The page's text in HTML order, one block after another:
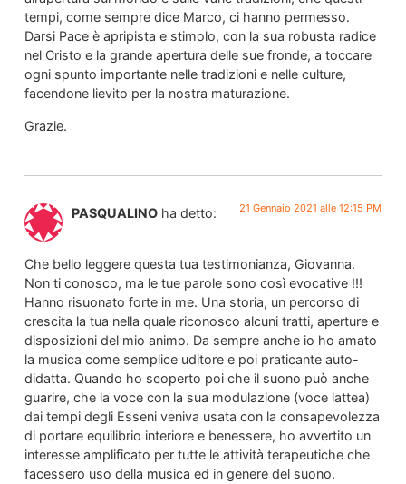
tempi, come sempre dice Marco, ci hanno permesso.
Darsi Pace è apripista e stimolo, con la sua robusta radice
nel Cristo e la grande apertura delle sue fronde, a toccare
ogni spunto importante nelle tradizioni e nelle culture,
facendone lievito per la nostra maturazione.
Grazie.
PASQUALINO ha detto: 21 Gennaio 2021 alle 12:15 PM
Che bello leggere questa tua testimonianza, Giovanna.
Non ti conosco, ma le tue parole sono così evocative !!!
Hanno risuonato forte in me. Una storia, un percorso di
crescita la tua nella quale riconosco alcuni tratti, aperture e
disposizioni del mio animo. Da sempre anche io ho amato
la musica come semplice uditore e poi praticante auto-
didatta. Quando ho scoperto poi che il suono può anche
guarire, che la voce con la sua modulazione (voce lattea)
dai tempi degli Esseni veniva usata con la consapevolezza
di portare equilibrio interiore e benessere, ho avvertito un
interesse amplificato per tutte le attività terapeutiche che
facessero uso della musica ed in genere del suono.